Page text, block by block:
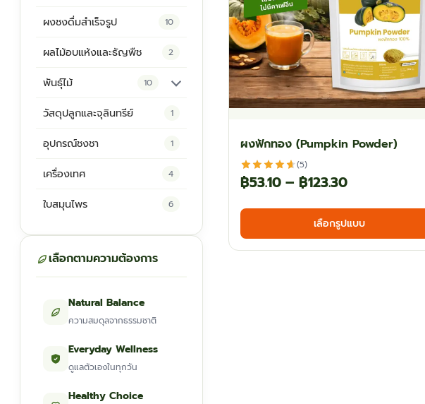
ผงชงดื่มสำเร็จรูป 10
ผลไม้อบแห้งและธัญพืช 2
พันธุ์ไม้ 10
ต้นพันธุ์สมุนไพร 5
วัสดุปลูกและจุลินทรีย์ 1
อุปกรณ์ชงชา 1
เครื่องเทศ 4
ใบสมุนไพร 6
เลือกตามความต้องการ
Natural Balance
ความสมดุลจากธรรมชาติ
Everyday Wellness
ดูแลตัวเองในทุกวัน
Healthy Choice
ผงฟักทอง (Pumpkin Powder)
(5)
฿53.10 – ฿123.30Price
range:
฿53.10
through
เลือกรูปแบบ